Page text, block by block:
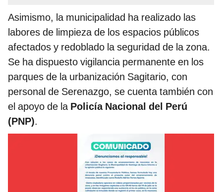
Asimismo, la municipalidad ha realizado las
labores de limpieza de los espacios públicos
afectados y redoblado la seguridad de la zona.
Se ha dispuesto vigilancia permanente en los
parques de la urbanización Sagitario, con
personal de Serenazgo, se cuenta también con
el apoyo de la Policía Nacional del Perú
(PNP).